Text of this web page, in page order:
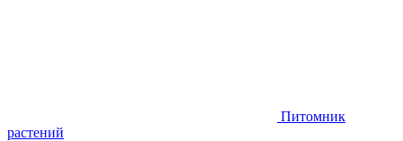
Питомник
растений